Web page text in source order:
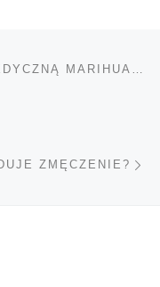
PORTUGALIA LEGALIZUJE MEDYCZNĄ MARIHUANĘ
ZMĘCZENIE?